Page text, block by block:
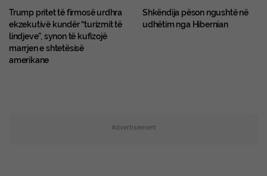
Trump pritet të firmosë urdhra
ekzekutivë kundër “turizmit të
lindjeve”, synon të kufizojë
marrjen e shtetësisë
amerikane
Shkëndija pëson ngushtë në
udhëtim nga Hibernian
Advertisement